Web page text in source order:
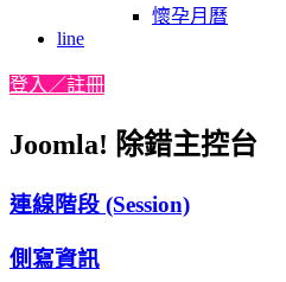
懷孕月曆
line
登入／註冊
Joomla! 除錯主控台
連線階段 (Session)
側寫資訊